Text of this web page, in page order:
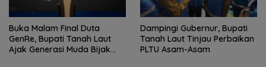
Buka Malam Final Duta
GenRe, Bupati Tanah Laut
Ajak Generasi Muda Bijak
Dampingi Gubernur, Bupati
Tanah Laut Tinjau Perbaikan
PLTU Asam-Asam